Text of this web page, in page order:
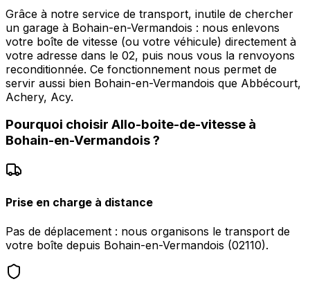
Grâce à notre service de transport, inutile de chercher
un garage à Bohain-en-Vermandois : nous enlevons
votre boîte de vitesse (ou votre véhicule) directement à
votre adresse dans le 02, puis nous vous la renvoyons
reconditionnée. Ce fonctionnement nous permet de
servir aussi bien Bohain-en-Vermandois que Abbécourt,
Achery, Acy.
Pourquoi choisir Allo-boite-de-vitesse à
Bohain-en-Vermandois?
Prise en charge à distance
Pas de déplacement : nous organisons le transport de
votre boîte depuis Bohain-en-Vermandois (02110).